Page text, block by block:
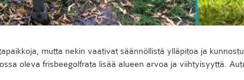
mutta nekin vaativat säännöllistä ylläpitoa ja
oleva frisbeegolfrata lisää alueen arvoa ja viihtyisyyttä.